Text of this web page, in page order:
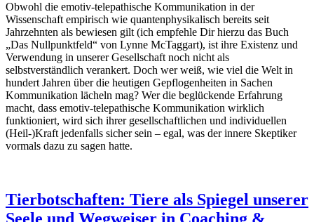
Obwohl die emotiv-telepathische Kommunikation in der
Wissenschaft empirisch wie quantenphysikalisch bereits seit
Jahrzehnten als bewiesen gilt (ich empfehle Dir hierzu das Buch
„Das Nullpunktfeld“ von Lynne McTaggart), ist ihre Existenz und
Verwendung in unserer Gesellschaft noch nicht als
selbstverständlich verankert. Doch wer weiß, wie viel die Welt in
hundert Jahren über die heutigen Gepflogenheiten in Sachen
Kommunikation lächeln mag? Wer die beglückende Erfahrung
macht, dass emotiv-telepathische Kommunikation wirklich
funktioniert, wird sich ihrer gesellschaftlichen und individuellen
(Heil-)Kraft jedenfalls sicher sein – egal, was der innere Skeptiker
vormals dazu zu sagen hatte.
Tierbotschaften: Tiere als Spiegel unserer